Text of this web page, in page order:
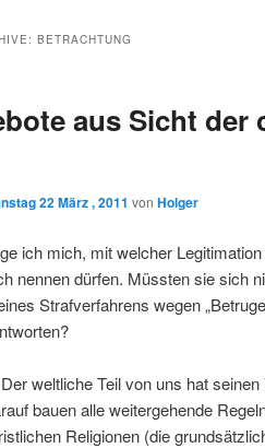
BETRACHTUNG
aus Sicht
22 März , 2011 von Holger
ich mich, mit welcher
nennen dürfen. Müssten sie sich
Strafverfahrens wegen
weltliche Teil von uns hat
bauen alle weitergehende
Religionen (die